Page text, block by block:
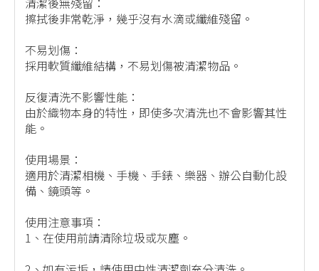
擦拭後非常乾淨，幾乎沒有水滴或纖維殘留。
不易划傷：
採用軟質纖維結構，不易划傷被清潔物品。
反復清洗不影響性能：
由於織物本身的特性，即使多次清洗也不會影響其性
能。
使用場景：
適用於清潔相機、手機、手錶、樂器、辦公自動化設
備、鏡頭等。
使用注意事項：
1、在使用前請清除垃圾或灰塵。